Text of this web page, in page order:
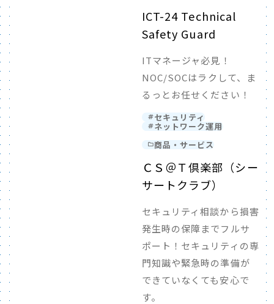
ICT-24 Technical
Safety Guard
ITマネージャ必見！
NOC/SOCはラクして、ま
るっとお任せください！
セキュリティ
ネットワーク運用
商品・サービス
ＣＳ＠Ｔ倶楽部（シー
サートクラブ）
セキュリティ相談から損害
発生時の保障までフルサ
ポート！セキュリティの専
門知識や緊急時の準備が
できていなくても安心で
す。